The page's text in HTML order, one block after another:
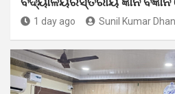
1 day ago Sunil Kumar